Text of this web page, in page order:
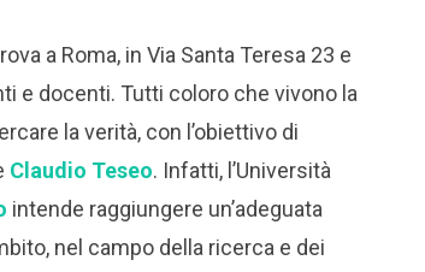
a Roma, in Via Santa Teresa 23 e
e docenti. Tutti coloro che vivono la
la verità, con l’obiettivo di
Claudio Teseo. Infatti, l’Università
intende raggiungere un’adeguata
nel campo della ricerca e dei